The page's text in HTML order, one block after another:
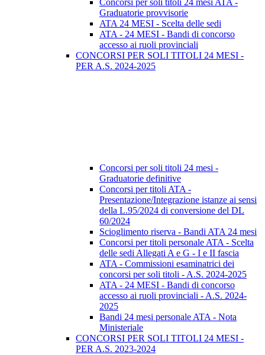
Concorsi per soli titoli 24 mesi ATA -
Graduatorie provvisorie
ATA 24 MESI - Scelta delle sedi
ATA - 24 MESI - Bandi di concorso
accesso ai ruoli provinciali
CONCORSI PER SOLI TITOLI 24 MESI -
PER A.S. 2024-2025
Concorsi per soli titoli 24 mesi -
Graduatorie definitive
Concorsi per titoli ATA -
Presentazione/Integrazione istanze ai sensi
della L.95/2024 di conversione del DL
60/2024
Scioglimento riserva - Bandi ATA 24 mesi
Concorsi per titoli personale ATA - Scelta
delle sedi Allegati A e G - I e II fascia
ATA - Commissioni esaminatrici dei
concorsi per soli titoli - A.S. 2024-2025
ATA - 24 MESI - Bandi di concorso
accesso ai ruoli provinciali - A.S. 2024-
2025
Bandi 24 mesi personale ATA - Nota
Ministeriale
CONCORSI PER SOLI TITOLI 24 MESI -
PER A.S. 2023-2024